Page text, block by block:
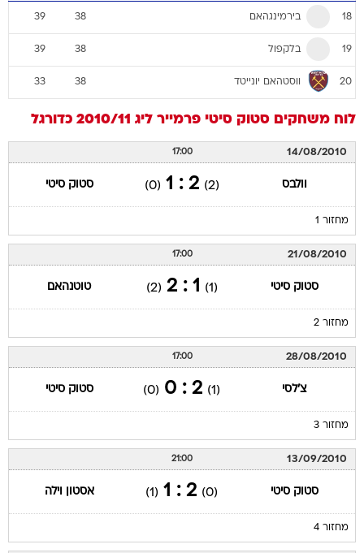
18 בירמינגהאם 38
39
19 בלקפול 38
39
20 ווסטהאם יונייטד 38
33
לוח משחקים סטוק סיטי פרמייר ליג 2010/11 כדורגל
14/08/2010
17:00
וולבס (2)
2 : 1
(0) סטוק סיטי
מחזור 1
21/08/2010
17:00
סטוק סיטי (1)
1 : 2
(2) טוטנהאם
מחזור 2
28/08/2010
17:00
צ'לסי (1)
2 : 0
(0) סטוק סיטי
מחזור 3
13/09/2010
21:00
סטוק סיטי (0)
2 : 1
(1) אסטון וילה
מחזור 4